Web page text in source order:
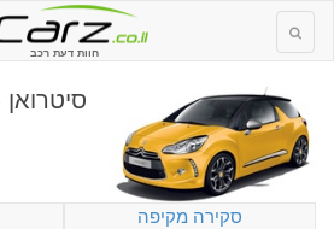
חוות דעת רכב
סקירה מקיפה